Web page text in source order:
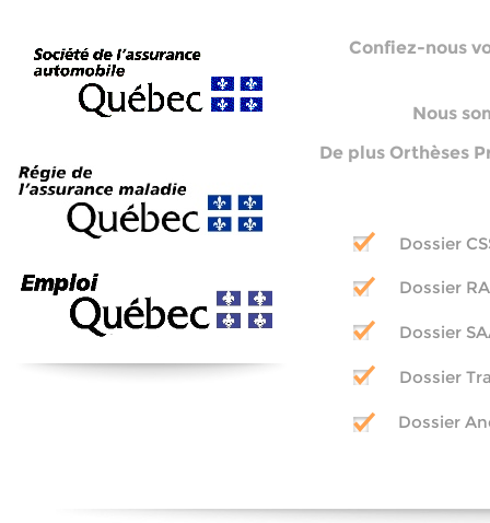
Confiez-nous
Nous
De plus Orthèses
Dossier
Dossier
Dossier
Dossier
Dossier